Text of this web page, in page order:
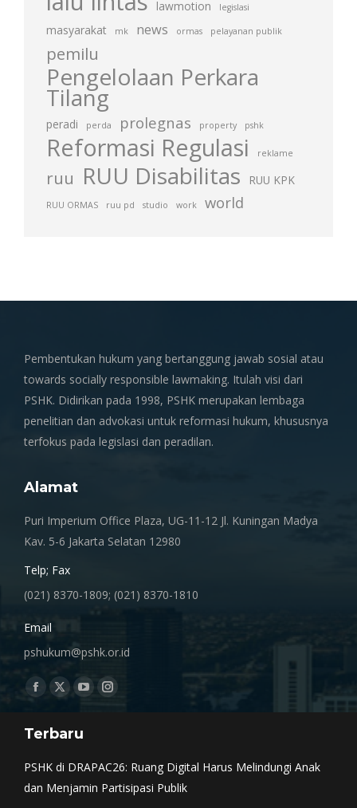
lawmotion legislasi
masyarakat mk news ormas pelayanan publik
pemilu
Pengelolaan Perkara
Tilang
peradi perda prolegnas property pshk
Reformasi Regulasi reklame
ruu RUU Disabilitas RUU KPK
RUU ORMAS ruu pd studio work world
Pembentukan hukum yang bertanggung jawab sosial atau
towards socially responsible lawmaking. Itulah visi dari
PSHK. Didirikan pada 1998, PSHK merupakan lembaga
penelitian dan advokasi untuk reformasi hukum, khususnya
terfokus pada legislasi dan peradilan.
Alamat
Puri Imperium Office Plaza, UG-11-12 Jl. Kuningan Madya
Kav. 5-6 Jakarta Selatan 12980
Telp; Fax
(021) 8370-1809; (021) 8370-1810
Email
pshukum@pshk.or.id
Find us on:
Facebook
opens
window
X
opens
window
YouTube
opens
Instagram
window
Terbaru
PSHK di DRAPAC26: Ruang Digital Harus Melindungi Anak
dan Menjamin Partisipasi Publik